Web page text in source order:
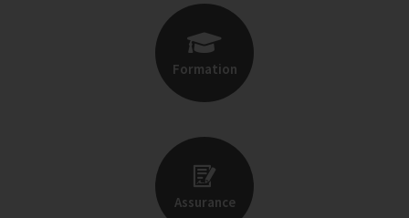
Formation
Assurance